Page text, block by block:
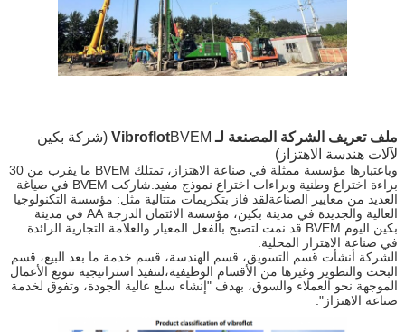
ملف تعريف الشركة المصنعة لـ Vibroflot
BVEM (شركة بكين
لآلات هندسة الاهتزاز)
وباعتبارها مؤسسة ممثلة في صناعة الاهتزاز، تمتلك BVEM ما يقرب من 30
براءة اختراع وطنية وبراءات اختراع نموذج مفيد.شاركت BVEM في صياغة
العديد من معايير الصناعةلقد فاز بتكريمات متتالية مثل: مؤسسة التكنولوجيا
العالية والجديدة في مدينة بكين، مؤسسة الائتمان الدرجة AA في مدينة
بكين.اليوم BVEM قد نمت لتصبح بالفعل المعيار والعلامة التجارية الرائدة
في صناعة الاهتزاز المحلية.
الشركة أنشأت قسم التسويق، قسم الهندسة، قسم خدمة ما بعد البيع، قسم
البحث والتطوير وغيرها من الأقسام الوظيفية،لتنفيذ استراتيجية تنويع الأعمال
الموجهة نحو العملاء والسوق، بهدف "إنشاء سلع عالية الجودة، وتفوق لخدمة
صناعة الاهتزاز".